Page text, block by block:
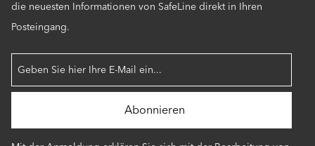
die neuesten Informationen von SafeLine direkt in Ihren
Posteingang.